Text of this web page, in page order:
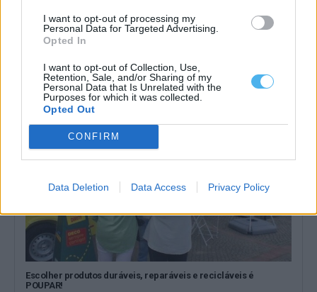
I want to opt-out of processing my
Personal Data for Targeted Advertising.
Opted In
I want to opt-out of Collection, Use,
Retention, Sale, and/or Sharing of my
Personal Data that Is Unrelated with the
Purposes for which it was collected.
Opted Out
CONFIRM
Data Deletion Data Access Privacy Policy
Feira de São João de Évora tem orçamento de 800 mil euros e
abre a 23 de junho
15 Junho, 2026 - 09:30
Escolher produtos duráveis, reparáveis e recicláveis é
POUPAR!